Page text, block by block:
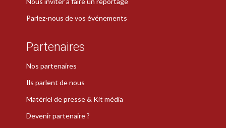
Parlez-nous de vos événements
Partenaires
Nos partenaires
Ils parlent de nous
Matériel de presse & Kit média
Devenir partenaire ?